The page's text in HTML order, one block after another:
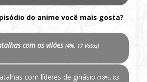
do anime você mais gosta?
com os vilões (4%, 17 Votos)
com líderes de ginásio (18%, 83